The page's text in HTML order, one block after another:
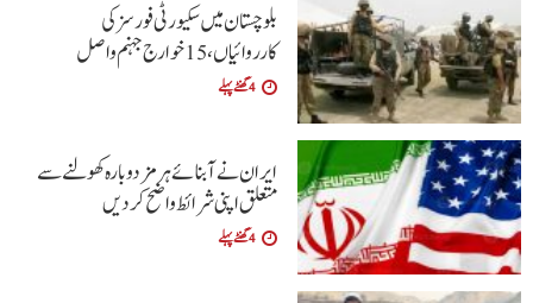
بلوچستان میں سکیورٹی فورسز کی
کارروائیاں، 15 خوارج جہنم واصل
4 گھنٹے پہلے
ایران نے آبنائے ہرمز دوبارہ کھولنے سے
متعلق اپنی شرائط واضح کردیں
4 گھنٹے پہلے